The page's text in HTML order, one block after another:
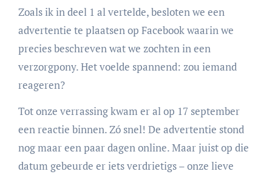
Zoals ik in deel 1 al vertelde, besloten we een
advertentie te plaatsen op Facebook waarin we
precies beschreven wat we zochten in een
verzorgpony. Het voelde spannend: zou iemand
reageren?
Tot onze verrassing kwam er al op 17 september
een reactie binnen. Zó snel! De advertentie stond
nog maar een paar dagen online. Maar juist op die
datum gebeurde er iets verdrietigs – onze lieve